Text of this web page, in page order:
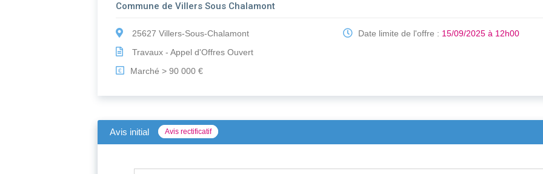
Commune de Villers Sous Chalamont
25627 Villers-Sous-Chalamont
Travaux - Appel d'Offres Ouvert
€ Marché > 90 000 €
Date limite de l'offre : 15/09/2025 à 12h00
Avis initial Avis rectificatif